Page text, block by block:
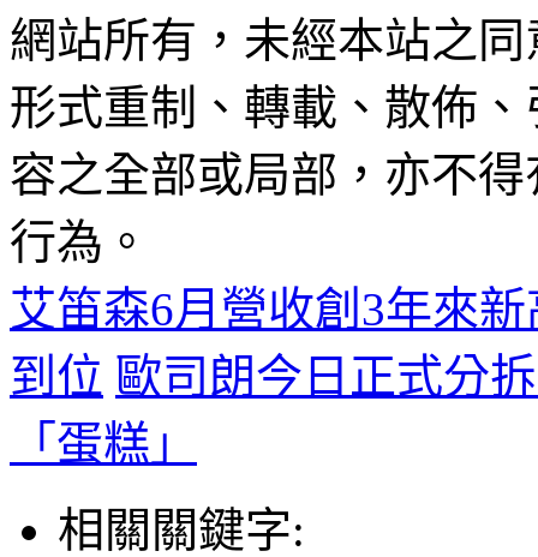
網站所有，未經本站之
形式重制、轉載、散佈
容之全部或局部，亦不
行為。
艾笛森6月營收創3年來
到位 歐司朗今日正式分
「蛋糕」
相關關鍵字: